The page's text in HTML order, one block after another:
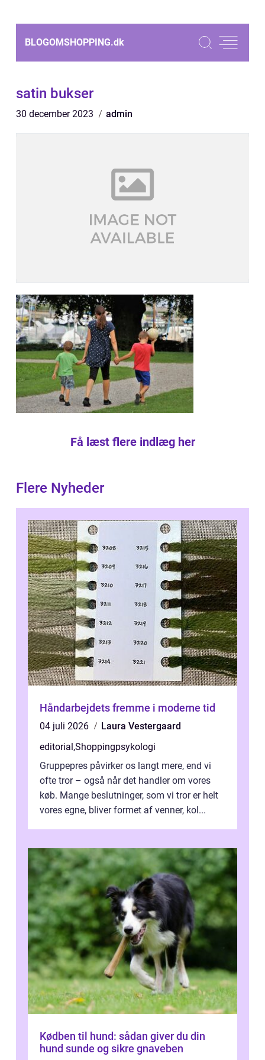
BLOGOMSHOPPING.dk
satin bukser
30 december 2023 admin
Få læst flere indlæg her
Flere Nyheder
Håndarbejdets fremme i moderne tid
04 juli 2026
Laura Vestergaard
editorial,Shoppingpsykologi
Gruppepres påvirker os langt mere, end vi
ofte tror – også når det handler om vores
køb. Mange beslutninger, som vi tror er helt
vores egne, bliver formet af venner, kol...
Kødben til hund: sådan giver du din
hund sunde og sikre gnaveben